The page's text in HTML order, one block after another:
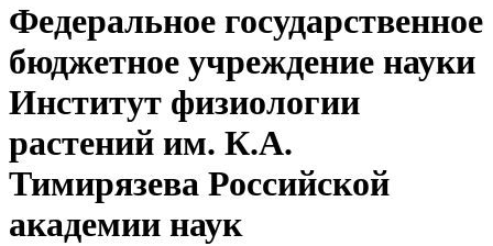
Федеральное государственное
бюджетное учреждение науки
Институт физиологии
растений им. К.А.
Тимирязева Российской
академии наук